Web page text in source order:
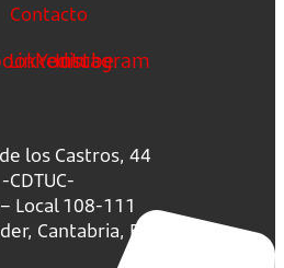
Contacto
Linkedin
Youtube
Instagram
los Castros, 44
-CDTUC-
Local 108-111
Cantabria, España.